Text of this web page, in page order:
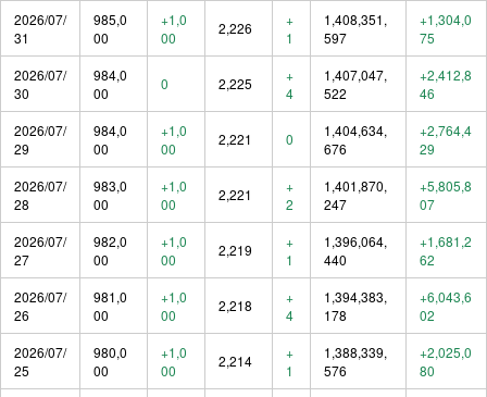
2026/07/
31
985,0
00
+1,0
00
2,226
+
1
1,408,351,
597
+1,304,0
75
2026/07/
30
984,0
00
0 2,225
+
4
1,407,047,
522
+2,412,8
46
2026/07/
29
984,0
00
+1,0
00
2,221 0
1,404,634,
676
+2,764,4
29
2026/07/
28
983,0
00
+1,0
00
2,221
+
2
1,401,870,
247
+5,805,8
07
2026/07/
27
982,0
00
+1,0
00
2,219
+
1
1,396,064,
440
+1,681,2
62
2026/07/
26
981,0
00
+1,0
00
2,218
+
4
1,394,383,
178
+6,043,6
02
2026/07/
25
980,0
00
+1,0
00
2,214
+
1
1,388,339,
576
+2,025,0
80